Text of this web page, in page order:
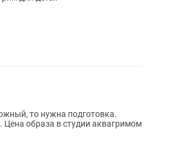
то нужна подготовка.
Цена образа в студии аквагримом